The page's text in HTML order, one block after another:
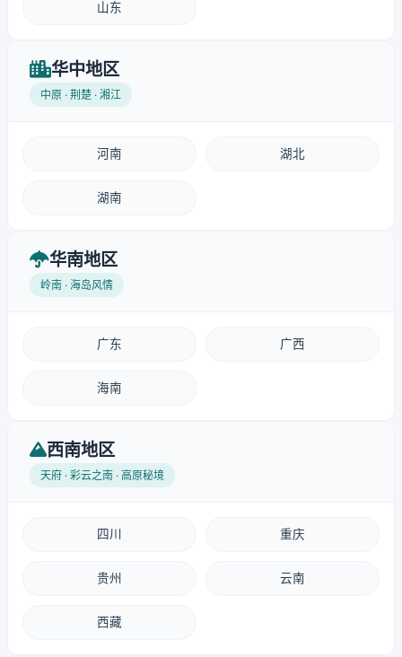
山东
华中地区
中原 · 荆楚 · 湘江
河南 湖北
湖南
华南地区
岭南 · 海岛风情
广东 广西
海南
西南地区
天府 · 彩云之南 · 高原秘境
四川 重庆
贵州 云南
西藏